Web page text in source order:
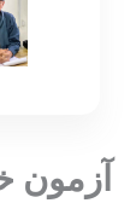
آزمون